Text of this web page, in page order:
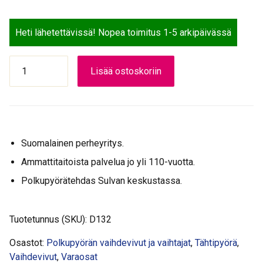
Heti lähetettävissä! Nopea toimitus 1-5 arkipäivässä
7-
määrä
Lisää ostoskoriin
Suomalainen perheyritys.
Ammattitaitoista palvelua jo yli 110-vuotta.
Polkupyörätehdas Sulvan keskustassa.
Tuotetunnus (SKU): D132
Osastot: Polkupyörän vaihdevivut ja vaihtajat, Tähtipyörä,
Vaihdevivut, Varaosat